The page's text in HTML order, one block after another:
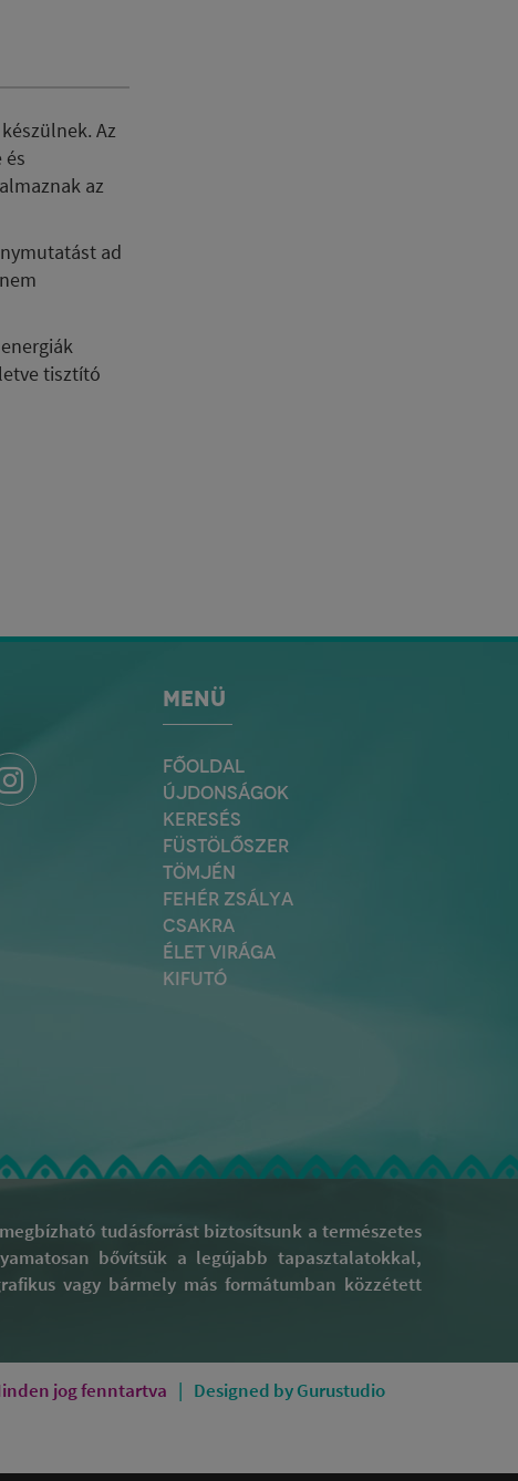
Az
és
az
ad
tisztító
MENÜ
FŐOLDAL
ÚJDONSÁGOK
KERESÉS
FÜSTÖLŐSZER
TÖMJÉN
FEHÉR ZSÁLYA
CSAKRA
ÉLET VIRÁGA
KIFUTÓ
tudásforrást biztosítsunk a természetes
bővítsük a legújabb tapasztalatokkal,
vagy bármely más formátumban közzétett
jog fenntartva
Designed by Gurustudio